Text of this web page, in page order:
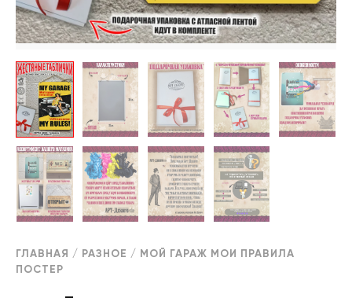
ГЛАВНАЯ / РАЗНОЕ / МОЙ ГАРАЖ МОИ ПРАВИЛА
ПОСТЕР